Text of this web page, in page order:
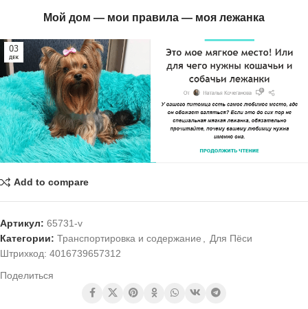
Мой дом — мои правила — моя лежанка
Add to compare
Артикул: 65731-v
Категории: Транспортировка и содержание
Для Пёси
Штрихкод: 4016739657312
Поделиться